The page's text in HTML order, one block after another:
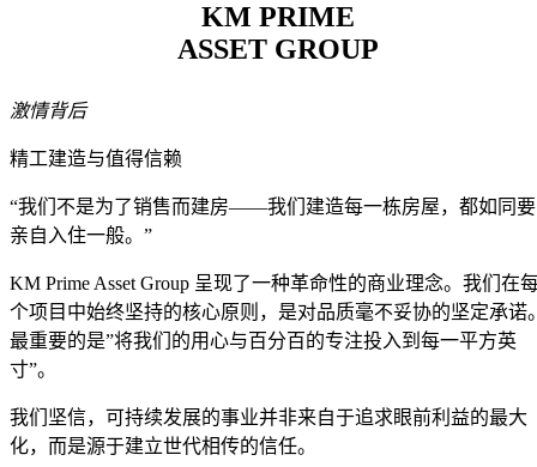
KM PRIME
ASSET GROUP
激情背后
精工建造与值得信赖
“我们不是为了销售而建房——我们建造每一栋房屋，都如同要
亲自入住一般。”
KM Prime Asset Group 呈现了一种革命性的商业理念。我们在
个项目中始终坚持的核心原则，是对品质毫不妥协的坚定承诺
最重要的是”将我们的用心与百分百的专注投入到每一平方英
寸”。
我们坚信，可持续发展的事业并非来自于追求眼前利益的最大
化，而是源于建立世代相传的信任。